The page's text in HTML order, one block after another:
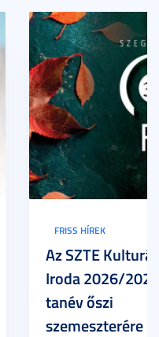
FRISS HÍREK
Az SZTE
Iroda 2026/
tanév őszi
szemeszterére